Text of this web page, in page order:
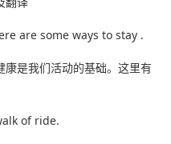
are some ways to stay .
是我们活动的基础。这里有
of ride.